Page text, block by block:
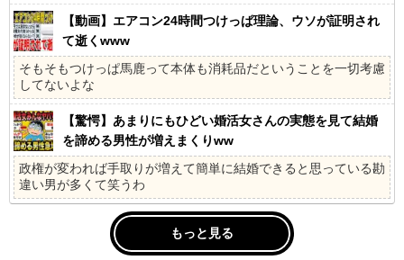
【動画】エアコン24時間つけっぱ理論、ウソが証明され
て逝くwww
そもそもつけっぱ馬鹿って本体も消耗品だということを一切考慮
してないよな
【驚愕】あまりにもひどい婚活女さんの実態を見て結婚
を諦める男性が増えまくりww
政権が変われば手取りが増えて簡単に結婚できると思っている勘
違い男が多くて笑うわ
もっと見る